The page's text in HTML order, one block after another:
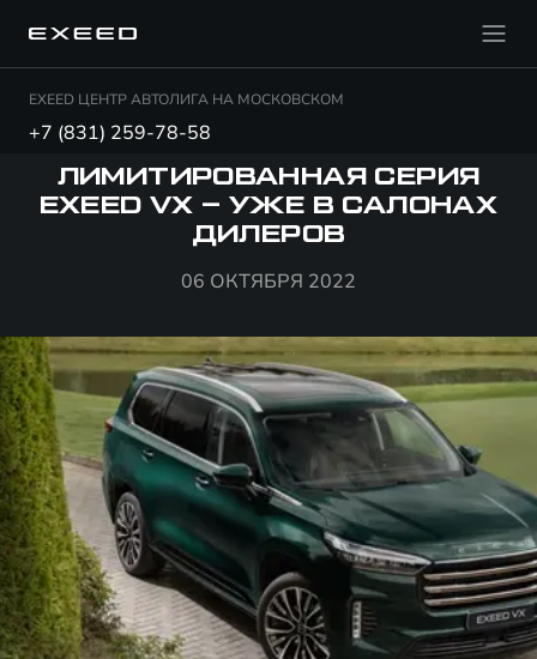
EXEED ЦЕНТР АВТОЛИГА НА МОСКОВСКОМ
+7 (831) 259-78-58
ЛИМИТИРОВАННАЯ СЕРИЯ
EXEED VX – УЖЕ В САЛОНАХ
ДИЛЕРОВ
06 ОКТЯБРЯ 2022